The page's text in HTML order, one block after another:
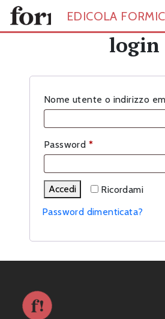
Skip to main content
EDICOLA
login
Nome utente o indirizzo
Password *Richiesto
Ricordami
Accedi
Password dimenticata?